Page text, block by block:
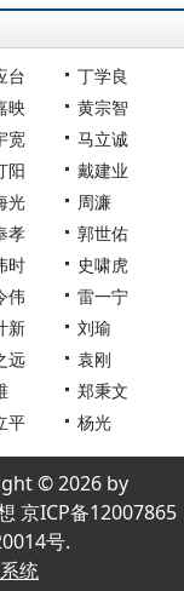
台
丁学良
映
黄宗智
宽
马立诚
阳
戴建业
光
周濂
孝
郭世佑
时
史啸虎
伟
雷一宁
新
刘瑜
远
袁刚
郑秉文
平 杨光
© 2026 by
京ICP备12007865
号.
统